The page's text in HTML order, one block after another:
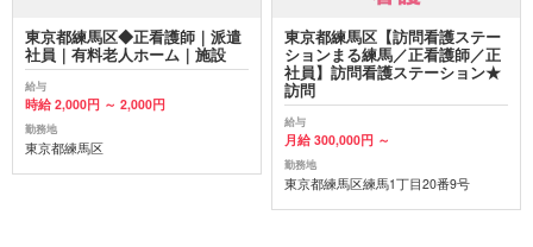
東京都練馬区◆正看護師｜派遣
社員｜有料老人ホーム｜施設
給与
時給 2,000円 ～ 2,000円
勤務地
東京都練馬区
東京都練馬区【訪問看護ステー
ションまる練馬／正看護師／正
社員】訪問看護ステーション★
訪問
給与
月給 300,000円 ～
勤務地
東京都練馬区練馬1丁目20番9号